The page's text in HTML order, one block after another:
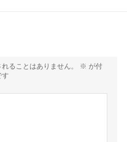
ることはありません。 ※ が付
す